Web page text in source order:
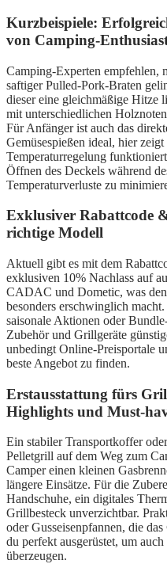
Kurzbeispiele:
von Camping-
Camping-Experten empfehlen,
saftiger Pulled-Pork-Braten
dieser eine gleichmäßige Hitze
mit unterschiedlichen
Für Anfänger ist auch das
Gemüsespießen ideal, hier
Temperaturregelung
Öffnen des Deckels während
Temperaturverluste zu
Exklusiver Rabattcode
richtige Modell
Aktuell gibt es mit dem
exklusiven 10% Nachlass auf
CADAC und Dometic, was
besonders erschwinglich
saisonale Aktionen oder
Zubehör und Grillgeräte
unbedingt Online-Preisportale
beste Angebot zu finden.
Erstausstattung fürs
Highlights und Must-
Ein stabiler Transportkoffer
Pelletgrill auf dem Weg zum
Camper einen kleinen
längere Einsätze. Für die
Handschuhe, ein digitales
Grillbesteck unverzichtbar.
oder Gusseisenpfannen, die
du perfekt ausgerüstet, um
überzeugen.